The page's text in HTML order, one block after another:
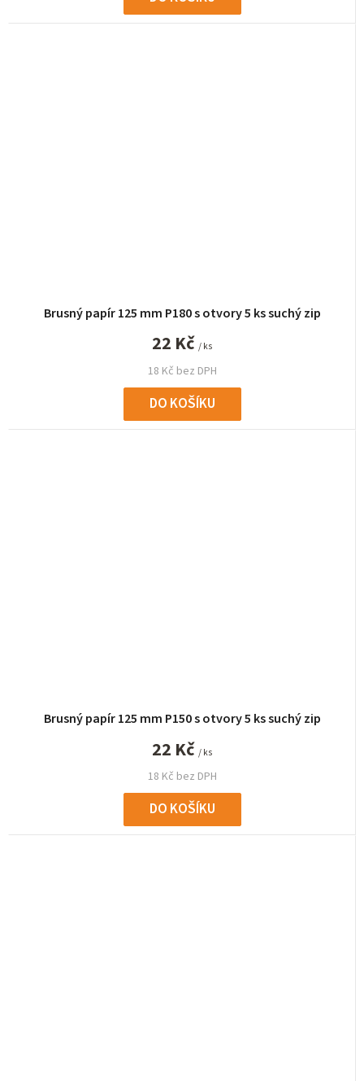
Brusný papír 125 mm P180 s otvory 5 ks suchý zip
18 Kč bez DPH
22 Kč / ks
DO KOŠÍKU
Brusný papír 125 mm P150 s otvory 5 ks suchý zip
18 Kč bez DPH
22 Kč / ks
DO KOŠÍKU